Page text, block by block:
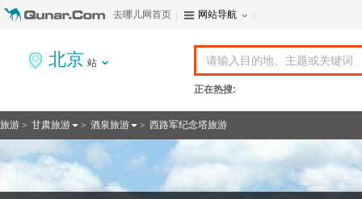
去哪儿网首页 网站导航
北京 站
正在热搜:
旅游 > 甘肃旅游 > 酒泉旅游 > 西路军纪念塔旅游